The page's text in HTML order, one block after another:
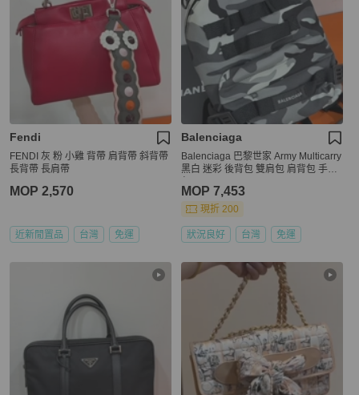
Fendi
FENDI 灰 粉 小雞 背帶 肩背帶 斜背帶
長背帶 長肩帶
MOP 2,570
近新閒置品 台灣 免運
Balenciaga
Balenciaga 巴黎世家 Army Multicarry
黑白 迷彩 後背包 雙肩包 肩背包 手提
MOP 7,453
現折 200
狀況良好 台灣 免運